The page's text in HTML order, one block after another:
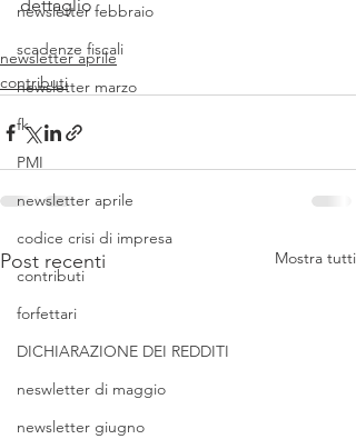
newsletter febbraio
scadenze fiscali
newsletter marzo
fk
PMI
newsletter aprile
codice crisi di impresa
contributi
forfettari
DICHIARAZIONE DEI REDDITI
neswletter di maggio
newsletter giugno
dettaglio
newsletter aprile
contributi
Post recenti Mostra tutti